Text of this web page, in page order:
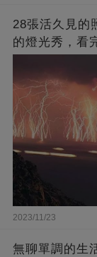
28張活久見的
的燈光秀，看
2023/11/23
無聊單調的生